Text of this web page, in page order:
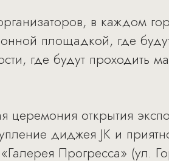
в каждом
площадкой, где
где будут проходить
церемония открытия
диджея JК и
Прогресса» (ул.